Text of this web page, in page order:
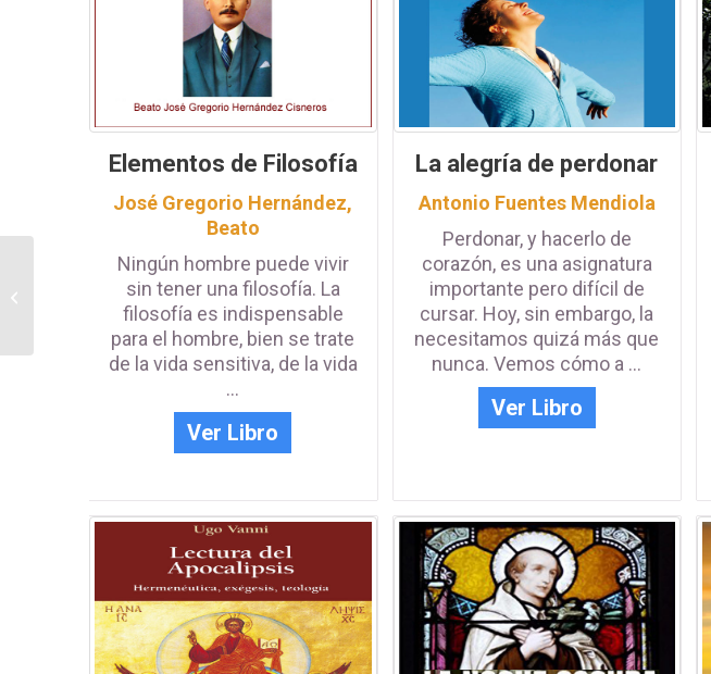
Elementos de Filosofía
José Gregorio Hernández,
Beato
Ningún hombre puede vivir
sin tener una filosofía. La
filosofía es indispensable
para el hombre, bien se trate
de la vida sensitiva, de la vida
...
Ver Libro
La alegría de perdonar
Antonio Fuentes Mendiola
Perdonar, y hacerlo de
corazón, es una asignatura
importante pero difícil de
cursar. Hoy, sin embargo, la
necesitamos quizá más que
nunca. Vemos cómo a ...
Ver Libro
Introducción a la vida
IDENTIFICATE PARA
ACCEDER
Iniciar sesión con Google
Iniciar sesión con Linkedin
o